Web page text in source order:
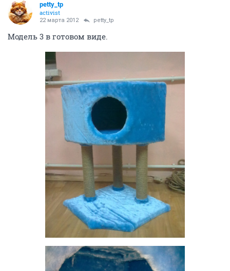
petty_tp
activist
22 марта 2012 petty_tp
Модель 3 в готовом виде.